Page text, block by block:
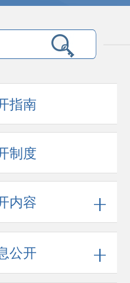
指南
制度
内容
公开